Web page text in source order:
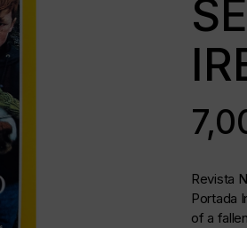
Revista
Portada
of a